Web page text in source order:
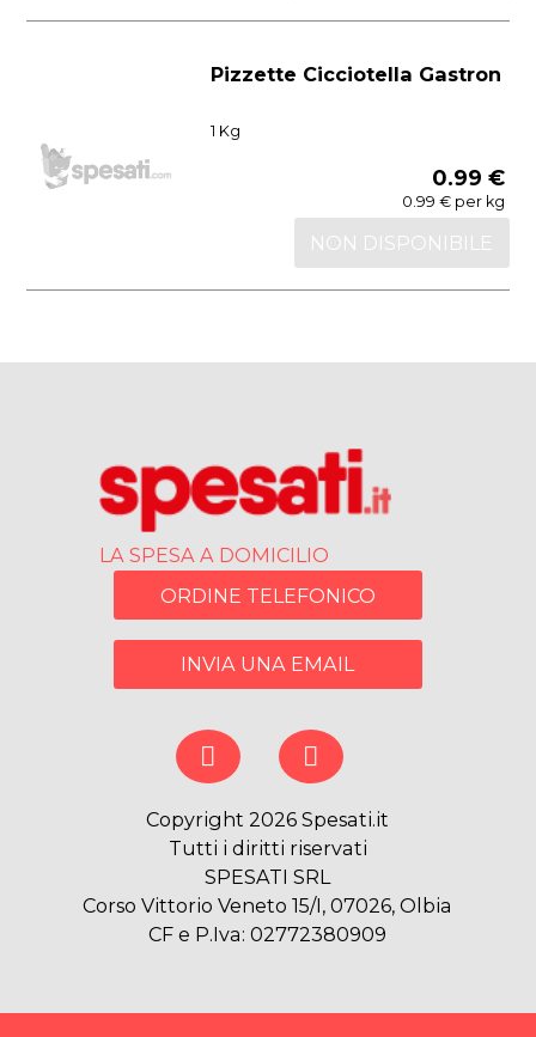
Pizzette Cicciotella Gastron
1 Kg
0.99 €
0.99 € per kg
NON DISPONIBILE
LA SPESA A DOMICILIO
ORDINE TELEFONICO
INVIA UNA EMAIL
Copyright 2026 Spesati.it
Tutti i diritti riservati
SPESATI SRL
Corso Vittorio Veneto 15/I, 07026, Olbia
CF e P.Iva: 02772380909